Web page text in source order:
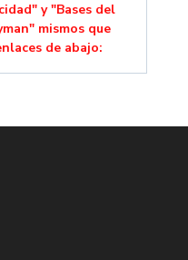
y "Bases del
mismos que
de abajo: